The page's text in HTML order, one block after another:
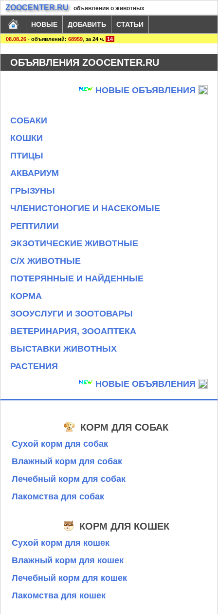
ZOOCENTER.RU объявления о животных
НОВЫЕ ДОБАВИТЬ СТАТЬИ
08.08.26 - объявлений: 68959 за 24 ч. 14
ОБЪЯВЛЕНИЯ ZOOCENTER.RU
НОВЫЕ ОБЪЯВЛЕНИЯ
СОБАКИ
КОШКИ
ПТИЦЫ
АКВАРИУМ
ГРЫЗУНЫ
ЧЛЕНИСТОНОГИЕ И НАСЕКОМЫЕ
РЕПТИЛИИ
ЭКЗОТИЧЕСКИЕ ЖИВОТНЫЕ
С/Х ЖИВОТНЫЕ
ПОТЕРЯННЫЕ И НАЙДЕННЫЕ
КОРМА
ЗООУСЛУГИ И ЗООТОВАРЫ
ВЕТЕРИНАРИЯ, ЗООАПТЕКА
ВЫСТАВКИ ЖИВОТНЫХ
РАСТЕНИЯ
НОВЫЕ ОБЪЯВЛЕНИЯ
КОРМ ДЛЯ СОБАК
Сухой корм для собак
Влажный корм для собак
Лечебный корм для собак
Лакомства для собак
КОРМ ДЛЯ КОШЕК
Сухой корм для кошек
Влажный корм для кошек
Лечебный корм для кошек
Лакомства для кошек